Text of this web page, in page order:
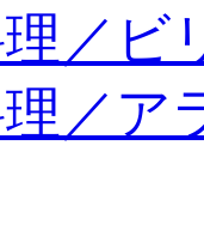
／ビ
／ア